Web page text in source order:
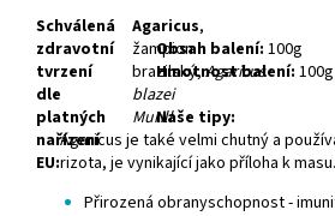
Schválená
zdravotní
tvrzení
dle
platných
nařízení
EU:
Agaricus,
žampion
brazilský,Agaricus
blazei
Murill
Přirozená obranyschopnost -
Obsah balení: 100g
Hmotnost balení: 100g
Naše tipy:
Agaricus je také velmi chutný a
rizota, je vynikající jako příloha k masu.